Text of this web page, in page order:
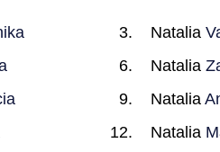
Natalia
Natalia
Natalia
Natalia